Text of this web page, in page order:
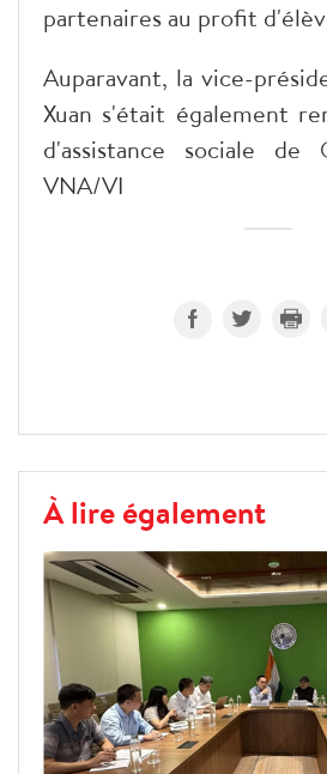
partenaires au profit
​Auparavant, la vice-
Xuan s'était également
d'assistance sociale
VNA/VI
À lire également